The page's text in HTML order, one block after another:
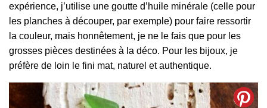
expérience, j’utilise une goutte d’huile minérale (celle pour
les planches à découper, par exemple) pour faire ressortir
la couleur, mais honnêtement, je ne le fais que pour les
grosses pièces destinées à la déco. Pour les bijoux, je
préfère de loin le fini mat, naturel et authentique.